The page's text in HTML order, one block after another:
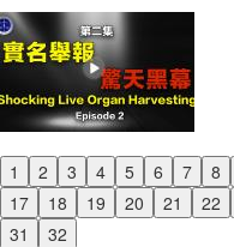
1 2 3 4 5 6 7 8
17
18 19 20 21 22
31
32
Previous
Next